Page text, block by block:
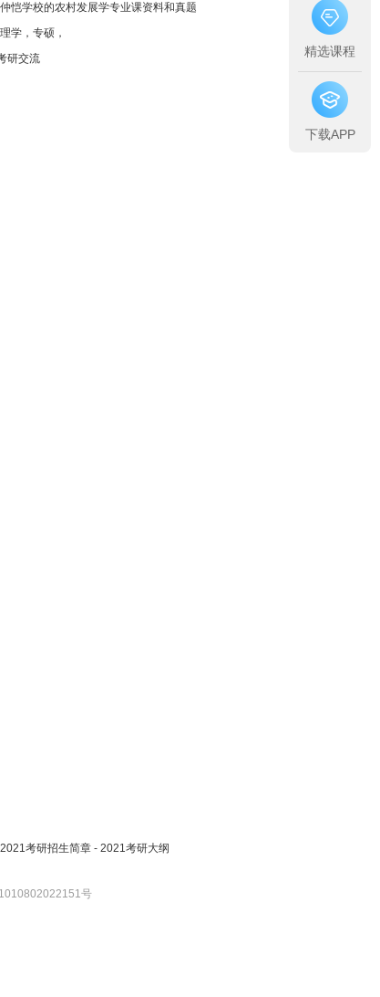
恺学校的农村发展学专业课资料和真题
学，专硕，
研交流
2021考研招生简章 - 2021考研大纲
号
精选课程
下载APP